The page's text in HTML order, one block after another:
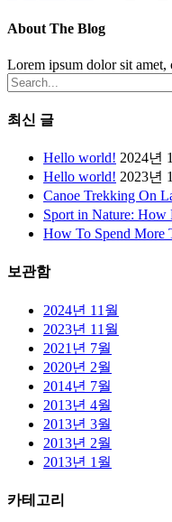
About The Blog
Lorem ipsum dolor sit amet,
최신 글
Hello world! 2024년
Hello world! 2023년
Canoe Trekking On
Sport in Nature: How
How To Spend More
보관함
2024년 11월
2023년 11월
2021년 7월
2020년 2월
2014년 7월
2013년 4월
2013년 3월
2013년 2월
2013년 1월
카테고리